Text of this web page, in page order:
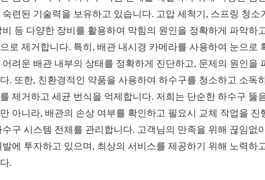
숙련된 기술력을 보유하고 있습니다. 고압 세척기, 스프링 청소
비 등 다양한 장비를 활용하여 막힘의 원인을 정확하게 파악하
로 제거합니다. 특히, 배관 내시경 카메라를 사용하여 눈으로
어려운 배관 내부의 상태를 정확하게 진단하고, 문제의 원인을
. 또한, 친환경적인 약품을 사용하여 하수구를 청소하고 소독
제거하고 세균 번식을 억제합니다. 저희는 단순한 하수구 뚫
아니라, 배관의 손상 여부를 확인하고 필요시 교체 작업을 진
수구 시스템 전체를 관리합니다. 고객님의 만족을 위해 끊임없
발에 투자하고 있으며, 최상의 서비스를 제공하기 위해 노력하
.